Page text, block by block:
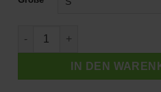
FICHTENMOPED PINK Menge
IN DEN